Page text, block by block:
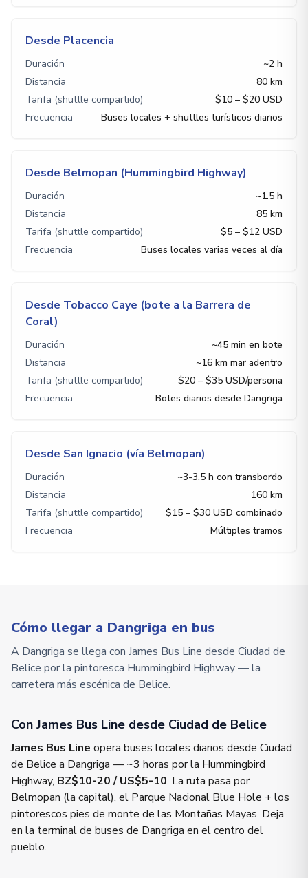
Desde Placencia
Duración
~2 h
Distancia
80 km
Tarifa (shuttle compartido)
$10 – $20 USD
Frecuencia
Buses locales + shuttles turísticos diarios
Desde Belmopan (Hummingbird Highway)
Duración
~1.5 h
Distancia
85 km
Tarifa (shuttle compartido)
$5 – $12 USD
Frecuencia
Buses locales varias veces al día
Desde Tobacco Caye (bote a la Barrera de
Coral)
Duración
~45 min en bote
Distancia
~16 km mar adentro
Tarifa (shuttle compartido)
$20 – $35 USD/persona
Frecuencia
Botes diarios desde Dangriga
Desde San Ignacio (vía Belmopan)
Duración
~3-3.5 h con transbordo
Distancia
160 km
Tarifa (shuttle compartido)
$15 – $30 USD combinado
Frecuencia
Múltiples tramos
Cómo llegar a Dangriga en bus
A Dangriga se llega con James Bus Line desde Ciudad de
Belice por la pintoresca Hummingbird Highway — la
carretera más escénica de Belice.
Con James Bus Line desde Ciudad de Belice
James Bus Line opera buses locales diarios desde Ciudad
de Belice a Dangriga — ~3 horas por la Hummingbird
Highway, BZ$10-20 / US$5-10. La ruta pasa por
Belmopan (la capital), el Parque Nacional Blue Hole + los
pintorescos pies de monte de las Montañas Mayas. Deja
en la terminal de buses de Dangriga en el centro del
pueblo.